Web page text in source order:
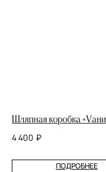
Шляпная коробка
4 400 ₽
ПОДРОБНЕЕ